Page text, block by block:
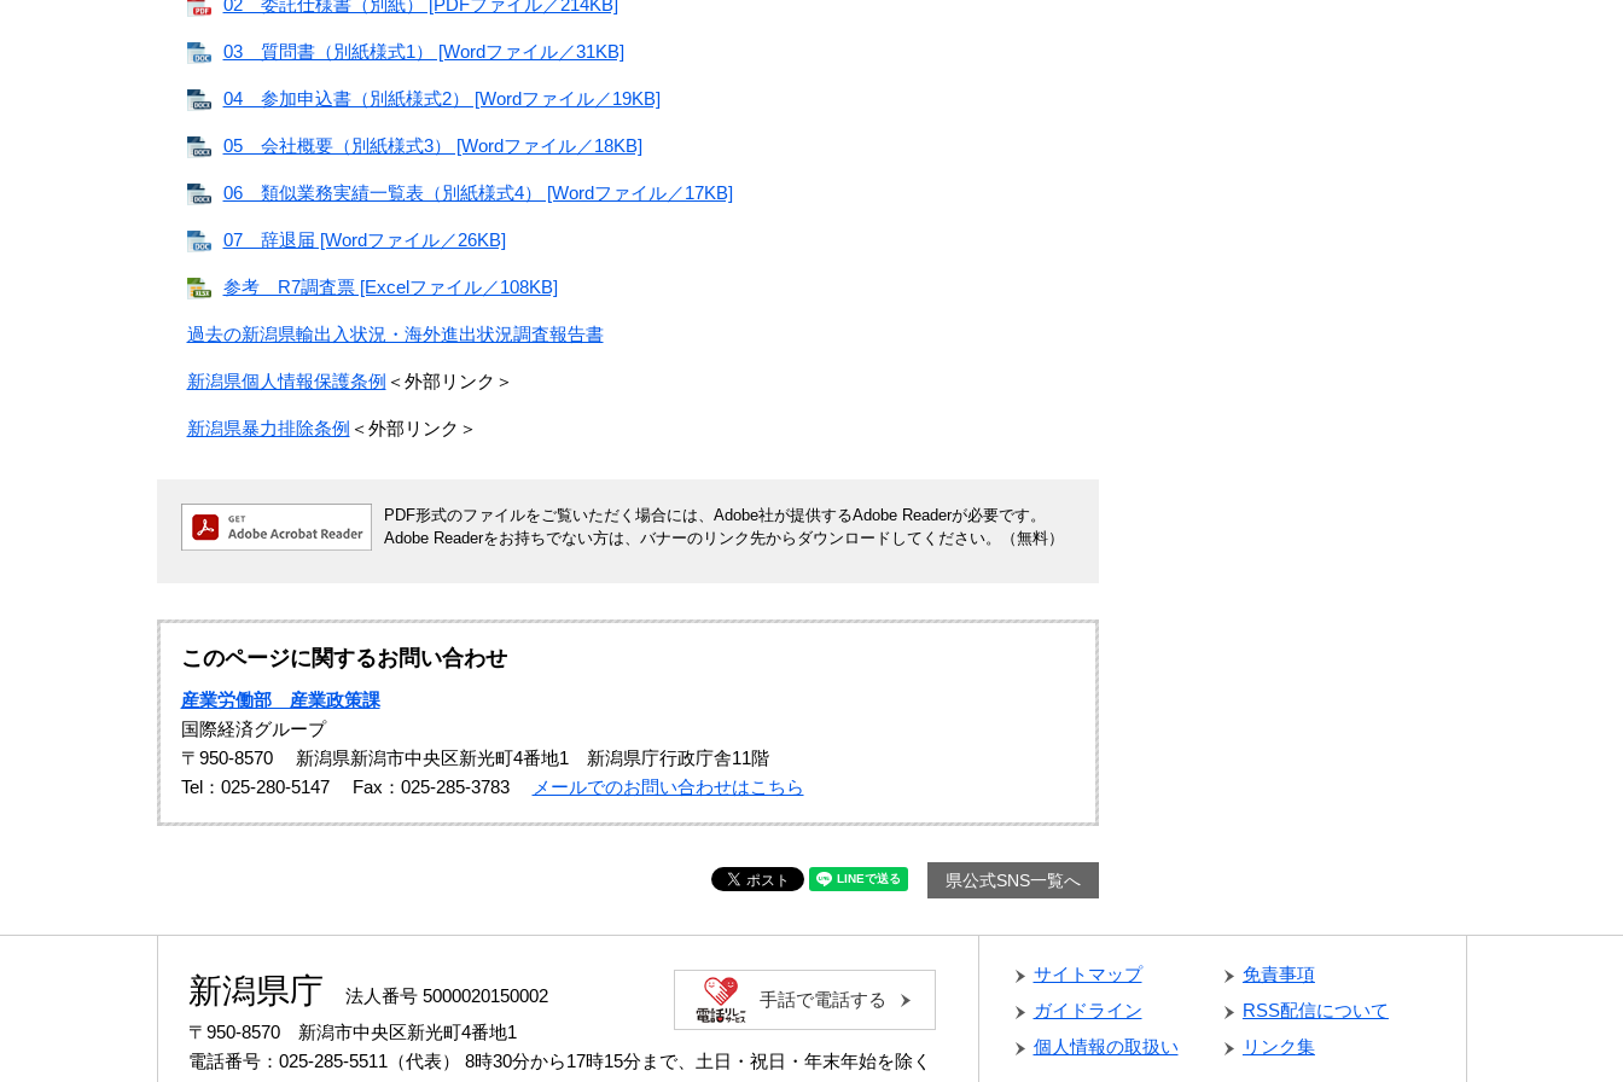
02 委託仕様書（別紙） [PDFファイル／214KB]
03 質問書（別紙様式1） [Wordファイル／31KB]
04 参加申込書（別紙様式2） [Wordファイル／19KB]
05 会社概要（別紙様式3） [Wordファイル／18KB]
06 類似業務実績一覧表（別紙様式4） [Wordファイル／17KB]
07 辞退届 [Wordファイル／26KB]
参考 R7調査票 [Excelファイル／108KB]
過去の新潟県輸出入状況・海外進出状況調査報告書
新潟県個人情報保護条例 ＜外部リンク＞
新潟県暴力排除条例 ＜外部リンク＞
PDF形式のファイルをご覧いただく場合には、Adobe社が提供するAdobe Readerが必要です。
Adobe Readerをお持ちでない方は、バナーのリンク先からダウンロードしてください。（無料）
このページに関するお問い合わせ
産業労働部 産業政策課
国際経済グループ
〒950-8570
新潟県新潟市中央区新光町4番地1 新潟県庁行政庁舎11階
Tel：025-280-5147
Fax：025-285-3783 メールでのお問い合わせはこちら
県公式SNS一覧へ
新潟県庁
法人番号 5000020150002
〒950-8570 新潟市中央区新光町4番地1
電話番号：025-285-5511（代表）
8時30分から17時15分まで、土日・祝日・年末年始を除く
手話で電話する
サイトマップ
免責事項
ガイドライン
RSS配信について
個人情報の取扱い
リンク集